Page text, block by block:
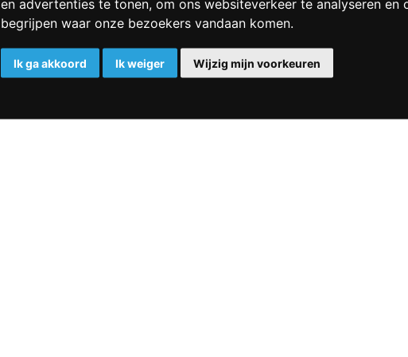
en advertenties te tonen, om ons websiteverkeer te analyseren en
begrijpen waar onze bezoekers vandaan komen.
Ik ga akkoord Ik weiger Wijzig mijn voorkeuren